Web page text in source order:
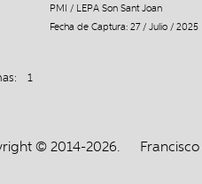
PMI / LEPA Son Sant Joan
Fecha de Captura: 27 / Julio / 2025
1
© 2014-2026.